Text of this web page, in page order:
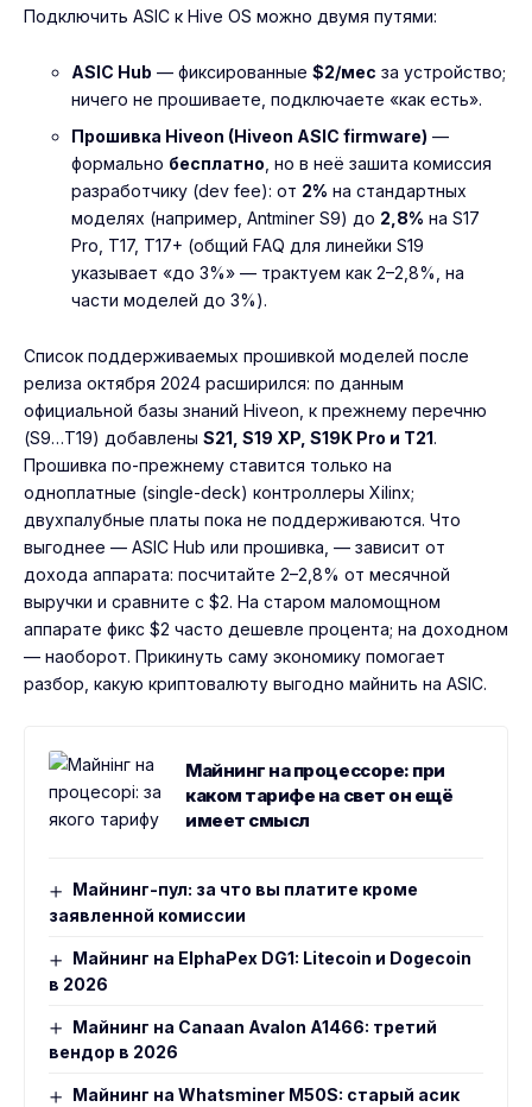
Подключить ASIC к Hive OS можно двумя путями:
ASIC Hub — фиксированные $2/мес за устройство;
ничего не прошиваете, подключаете «как есть».
Прошивка Hiveon (Hiveon ASIC firmware) —
формально бесплатно , но в неё зашита комиссия
разработчику (dev fee): от 2% на стандартных
моделях (например, Antminer S9) до 2,8% на S17
Pro, T17, T17+ (общий FAQ для линейки S19
указывает «до 3%» — трактуем как 2–2,8%, на
части моделей до 3%).
Список поддерживаемых прошивкой моделей после
релиза октября 2024 расширился: по данным
официальной базы знаний Hiveon, к прежнему перечню
(S9…T19) добавлены S21, S19 XP, S19K Pro и T21.
Прошивка по-прежнему ставится только на
одноплатные (single-deck) контроллеры Xilinx;
двухпалубные платы пока не поддерживаются. Что
выгоднее — ASIC Hub или прошивка, — зависит от
дохода аппарата: посчитайте 2–2,8% от месячной
выручки и сравните с $2. На старом маломощном
аппарате фикс $2 часто дешевле процента; на доходном
— наоборот. Прикинуть саму экономику помогает
разбор, какую криптовалюту выгодно майнить на ASIC.
Майнинг на процессоре: при
каком тарифе на свет он ещё
имеет смысл
Майнинг-пул: за что вы платите кроме
заявленной комиссии
Майнинг на ElphaPex DG1: Litecoin и Dogecoin
в 2026
Майнинг на Canaan Avalon A1466: третий
вендор в 2026
Майнинг на Whatsminer M50S: старый асик